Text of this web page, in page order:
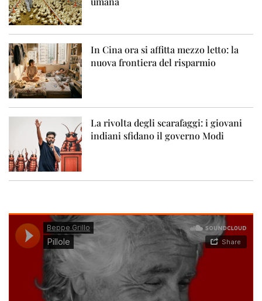
In Cina ora si affitta mezzo letto: la
nuova frontiera del risparmio
La rivolta degli scarafaggi: i giovani
indiani sfidano il governo Modi